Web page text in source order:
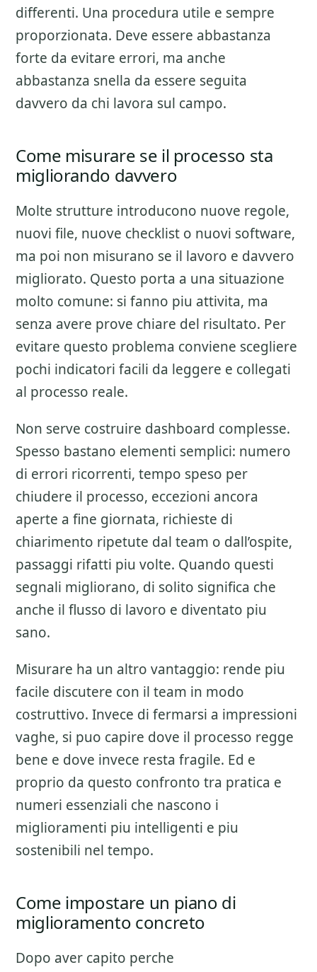
differenti. Una procedura utile e sempre
proporzionata. Deve essere abbastanza
forte da evitare errori, ma anche
abbastanza snella da essere seguita
davvero da chi lavora sul campo.
Come misurare se il processo sta
migliorando davvero
Molte strutture introducono nuove regole,
nuovi file, nuove checklist o nuovi software,
ma poi non misurano se il lavoro e davvero
migliorato. Questo porta a una situazione
molto comune: si fanno piu attivita, ma
senza avere prove chiare del risultato. Per
evitare questo problema conviene scegliere
pochi indicatori facili da leggere e collegati
al processo reale.
Non serve costruire dashboard complesse.
Spesso bastano elementi semplici: numero
di errori ricorrenti, tempo speso per
chiudere il processo, eccezioni ancora
aperte a fine giornata, richieste di
chiarimento ripetute dal team o dall’ospite,
passaggi rifatti piu volte. Quando questi
segnali migliorano, di solito significa che
anche il flusso di lavoro e diventato piu
sano.
Misurare ha un altro vantaggio: rende piu
facile discutere con il team in modo
costruttivo. Invece di fermarsi a impressioni
vaghe, si puo capire dove il processo regge
bene e dove invece resta fragile. Ed e
proprio da questo confronto tra pratica e
numeri essenziali che nascono i
miglioramenti piu intelligenti e piu
sostenibili nel tempo.
Come impostare un piano di
miglioramento concreto
Dopo aver capito perche